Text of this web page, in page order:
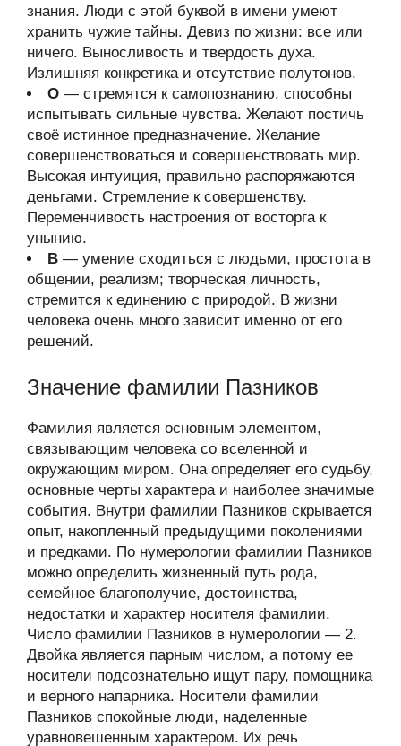
знания. Люди с этой буквой в имени умеют
хранить чужие тайны. Девиз по жизни: все или
ничего. Выносливость и твердость духа.
Излишняя конкретика и отсутствие полутонов.
О — стремятся к самопознанию, способны
испытывать сильные чувства. Желают постичь
своё истинное предназначение. Желание
совершенствоваться и совершенствовать мир.
Высокая интуиция, правильно распоряжаются
деньгами. Стремление к совершенству.
Переменчивость настроения от восторга к
унынию.
В — умение сходиться с людьми, простота в
общении, реализм; творческая личность,
стремится к единению с природой. В жизни
человека очень много зависит именно от его
решений.
Значение фамилии Пазников
Фамилия является основным элементом,
связывающим человека со вселенной и
окружающим миром. Она определяет его судьбу,
основные черты характера и наиболее значимые
события. Внутри фамилии Пазников скрывается
опыт, накопленный предыдущими поколениями
и предками. По нумерологии фамилии Пазников
можно определить жизненный путь рода,
семейное благополучие, достоинства,
недостатки и характер носителя фамилии.
Число фамилии Пазников в нумерологии — 2.
Двойка является парным числом, а потому ее
носители подсознательно ищут пару, помощника
и верного напарника. Носители фамилии
Пазников спокойные люди, наделенные
уравновешенным характером. Их речь